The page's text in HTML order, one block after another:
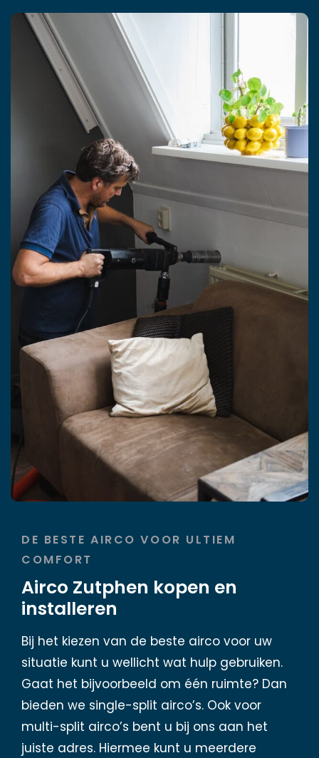
DE BESTE AIRCO VOOR ULTIEM
COMFORT
Airco Zutphen kopen en
installeren
Bij het kiezen van de beste airco voor uw
situatie kunt u wellicht wat hulp gebruiken.
Gaat het bijvoorbeeld om één ruimte? Dan
bieden we single-split airco’s. Ook voor
multi-split airco’s bent u bij ons aan het
juiste adres. Hiermee kunt u meerdere